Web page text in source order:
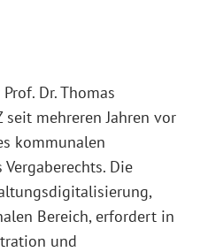
Dr. Thomas
seit mehreren Jahren vor
kommunalen
Die
Bereich, erfordert in
und